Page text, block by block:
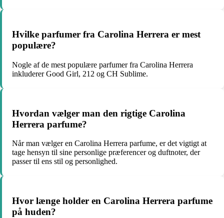
Hvilke parfumer fra Carolina Herrera er mest
populære?
Nogle af de mest populære parfumer fra Carolina Herrera
inkluderer Good Girl, 212 og CH Sublime.
Hvordan vælger man den rigtige Carolina
Herrera parfume?
Når man vælger en Carolina Herrera parfume, er det vigtigt at
tage hensyn til sine personlige præferencer og duftnoter, der
passer til ens stil og personlighed.
Hvor længe holder en Carolina Herrera parfume
på huden?